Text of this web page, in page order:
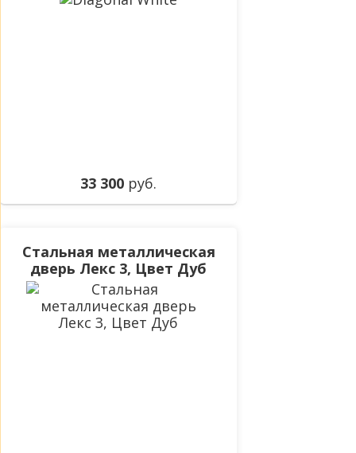
33 300 руб.
Стальная металлическая
дверь Лекс 3, Цвет Дуб